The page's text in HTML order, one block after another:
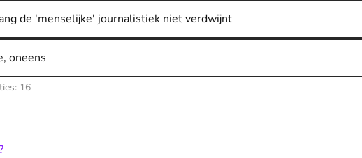
de 'menselijke' journalistiek niet verdwijnt
oneens
16
: